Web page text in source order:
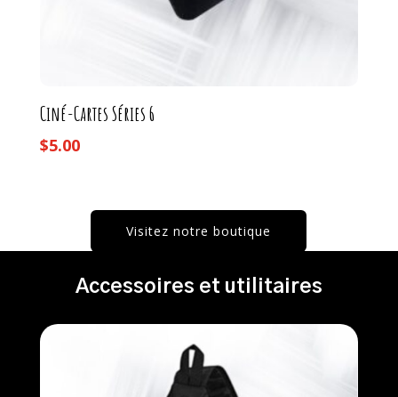
Ciné-Cartes Séries 6
$5.00
Visitez notre boutique
Accessoires et utilitaires